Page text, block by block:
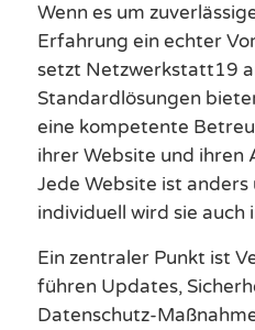
Wenn es um
Erfahrung ein echter
setzt Netzwerkstatt19
Standardlösungen
eine kompetente
ihrer Website und ihren
Jede Website ist anders
individuell wird sie
Ein zentraler Punkt ist
führen Updates,
Datenschutz-